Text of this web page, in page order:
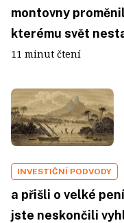
montovny
kterému svět
11 minut čtení
INVESTIČNÍ PODVODY
a přišli o velké
jste neskončili